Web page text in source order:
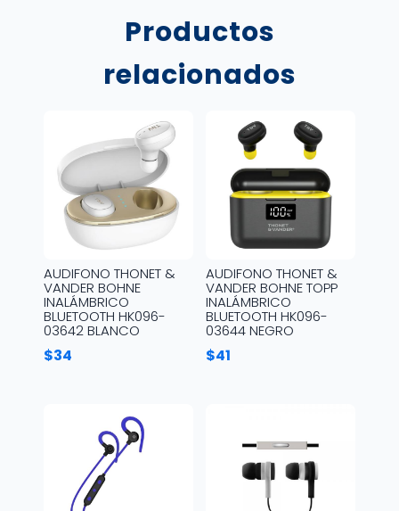
Productos
relacionados
AUDIFONO THONET &
VANDER BOHNE
INALÁMBRICO
BLUETOOTH HK096-
03642 BLANCO
$34
AUDIFONO THONET &
VANDER BOHNE TOPP
INALÁMBRICO
BLUETOOTH HK096-
03644 NEGRO
$41